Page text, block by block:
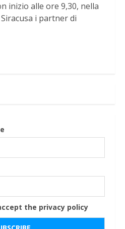
inizio alle ore 9,30, nella
i partner di
the privacy policy